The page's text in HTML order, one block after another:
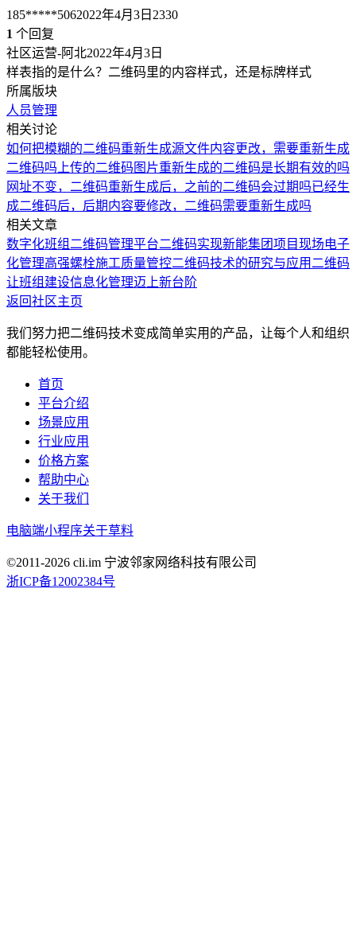
185*****5062022年4月3日 2330
1 个回复
社区运营-阿北2022年4月3日
样表指的是什么？二维码里的内容样式，还是标牌样式
所属版块
人员管理
相关讨论
如何把模糊的二维码重新生成源文件内容更改，需要重新生成
二维码吗 上传的二维码图片重新生成的二维码是长期有效的吗
网址不变，二维码重新生成后，之前的二维码会过期吗已经生
成二维码后，后期内容要修改，二维码需要重新生成吗
相关文章
数字化班组二维码管理平台二维码实现新能集团项目现场电子
化管理高强螺栓施工质量管控二维码技术的研究与应用 二维码
让班组建设信息化管理迈上新台阶
返回社区主页
我们努力把二维码技术变成简单实用的产品，让每个人和组织
都能轻松使用。
首页
平台介绍
场景应用
行业应用
价格方案
帮助中心
关于我们
电脑端小程序关于草料
©2011-2026 cli.im 宁波邻家网络科技有限公司
浙ICP备12002384号